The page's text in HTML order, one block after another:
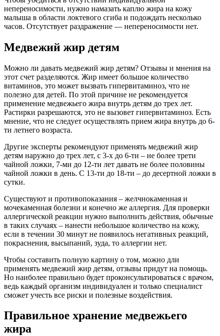
непереносимости, нужно намазать каплю жира на кожу
малыша в области локтевого сгиба и подождать несколько
часов. Отсутствует раздражение — непереносимости нет.
Медвежий жир детям
Можно ли давать медвежий жир детям? Отзывы и мнения на
этот счет разделяются. Жир имеет большое количество
витаминов, это может вызвать гипервитаминоз, что не
полезно для детей. По этой причине не рекомендуется
применение медвежьего жира внутрь детям до трех лет.
Растирки разрешаются, это не вызовет гипервитаминоз. Есть
мнение, что не следует осуществлять прием жира внутрь до 6-
ти летнего возраста.
Другие эксперты рекомендуют применять медвежий жир
детям наружно до трех лет, с 3-х до 6-ти – не более трети
чайной ложки, 7-ми до 12-ти лет давать не более половины
чайной ложки в день. С 13-ти до 18-ти – до десертной ложки в
сутки.
Существуют и противопоказания – желчнокаменная и
мочекаменная болезни и конечно же аллергия. Для проверки
аллергической реакции нужно выполнить действия, обычные
в таких случаях – нанести небольшое количество на кожу,
если в течении 30 минут не появилось негативных реакций,
покраснения, высыпаний, зуда, то аллергии нет.
Чтобы составить полную картину о том, можно дли
применять медвежий жир детям, отзывы придут на помощь.
Но наиболее правильно будет проконсультироваться с врачом,
ведь каждый организм индивидуален и только специалист
сможет учесть все риски и полезные воздействия.
Правильное хранение медвежьего
жира